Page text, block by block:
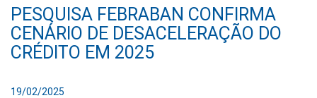
PESQUISA FEBRABAN CONFIRMA
CENÁRIO DE DESACELERAÇÃO DO
CRÉDITO EM 2025
19/02/2025